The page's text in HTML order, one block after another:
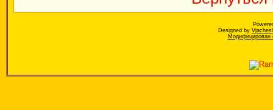
Designed by
Модифицирован